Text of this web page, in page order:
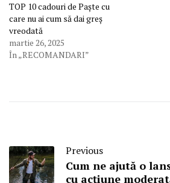
TOP 10 cadouri de Paște cu
care nu ai cum să dai greș
vreodată
martie 26, 2025
În „RECOMANDARI”
Previous
Cum ne ajută o
cu acțiune